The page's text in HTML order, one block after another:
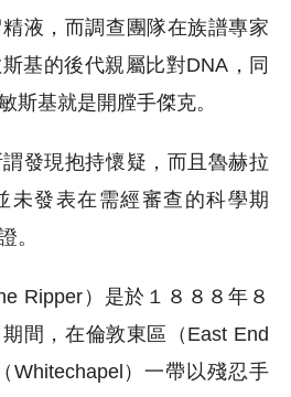
液，而調查團隊在族譜專家
基的後代親屬比對DNA，同
斯基就是開膛手傑克。
發現抱持懷疑，而且魯赫拉
未發表在需經審查的科學期
。
Ripper）是於１８８８年８
間，在倫敦東區（East End
Whitechapel）一帶以殘忍手